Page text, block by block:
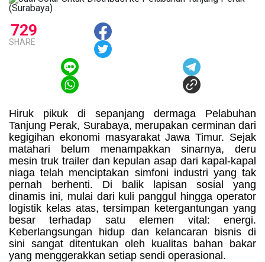
729
SHARE
Hiruk pikuk di sepanjang dermaga Pelabuhan
Tanjung Perak, Surabaya, merupakan cerminan dari
kegigihan ekonomi masyarakat Jawa Timur. Sejak
matahari belum menampakkan sinarnya, deru
mesin truk trailer dan kepulan asap dari kapal-kapal
niaga telah menciptakan simfoni industri yang tak
pernah berhenti. Di balik lapisan sosial yang
dinamis ini, mulai dari kuli panggul hingga operator
logistik kelas atas, tersimpan ketergantungan yang
besar terhadap satu elemen vital: energi.
Keberlangsungan hidup dan kelancaran bisnis di
sini sangat ditentukan oleh kualitas bahan bakar
yang menggerakkan setiap sendi operasional.